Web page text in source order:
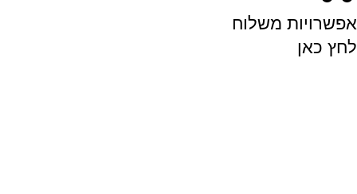
אפשרויות משלוח
לחץ כאן